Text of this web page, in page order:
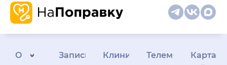
О
Запись
КлиникамТелемедицина
Карта